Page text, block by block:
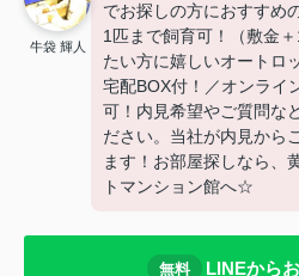
牛袋 輝人
でお探しの方におすすめ
1匹まで飼育可！（敷金
たい方に嬉しいオートロ
宅配BOX付！／オンライ
可！内見希望やご質問な
ださい。当社が内見から
ます！お部屋探しなら、
トマンション館へ☆
無料 LINEから